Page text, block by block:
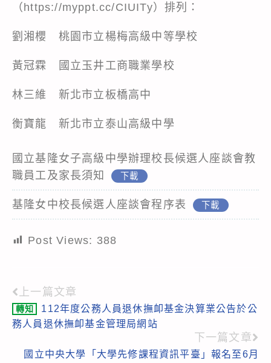
（https://myppt.cc/CIUITy）排列：
劉湘櫻 桃園市立楊梅高級中等學校
黃冠霖 國立玉井工商職業學校
林三維 新北市立板橋高中
衡寶龍 新北市立泰山高級中學
國立基隆女子高級中學辦理校長候選人座談會教
職員工及家長須知
下載
基隆女中校長候選人座談會程序表 下載
Post Views: 388
Read
more
上一篇文章
轉知
112年度公務人員退休撫卹基金決算業公告於公
務人員退休撫卹基金管理局網站
下一篇文章
國立中央大學「大學先修課程資訊平臺」報名至6月